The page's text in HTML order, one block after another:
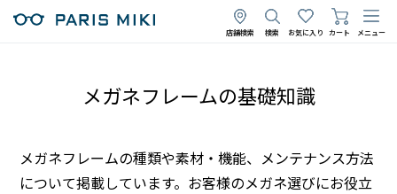
店舗検索 検索 お気に入り カート メニュー
メガネフレームの基礎知識
メガネフレームの種類や素材・機能、メンテナンス方法
について掲載しています。お客様のメガネ選びにお役立